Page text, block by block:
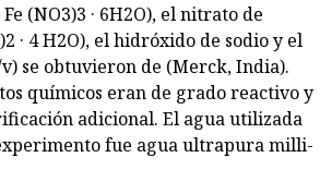
(NO3)3 · 6H2O), el nitrato de
· 4 H2O), el hidróxido de sodio y el
se obtuvieron de (Merck, India).
químicos eran de grado reactivo y
adicional. El agua utilizada
fue agua ultrapura milli-